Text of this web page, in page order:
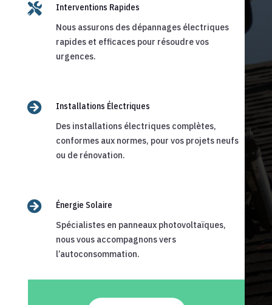

Interventions Rapides
Nous assurons des dépannages électriques
rapides et efficaces pour résoudre vos
urgences.

Installations Électriques
Des installations électriques complètes,
conformes aux normes, pour vos projets neufs
ou de rénovation.

Énergie Solaire
Spécialistes en panneaux photovoltaïques,
nous vous accompagnons vers
l’autoconsommation.